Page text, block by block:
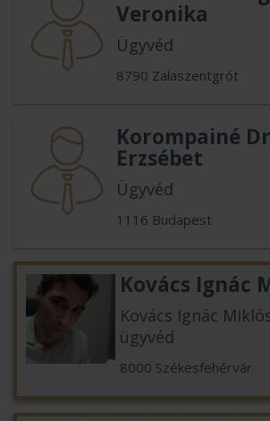
Veronika
Ügyvéd
8790 Zalaszentgrót
Korompainé
Erzsébet
Ügyvéd
1116 Budapest
Kovács Ignác
Kovács Ignác
ügyvéd
8000 Székesfehérvár